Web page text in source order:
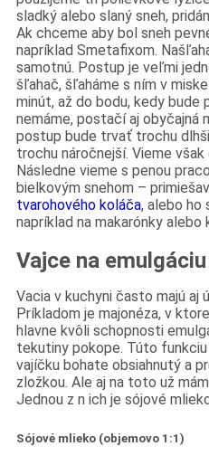
sladký alebo slaný sneh,
Ak chceme aby bol sneh
napríklad Smetafixom.
samotnú. Postup je veľmi
šľahač, šľaháme s ním v
minút, až do bodu, kedy bude
nemáme, postačí aj obyčajná
postup bude trvať trochu
trochu náročnejší. Vieme
Následne vieme s penou
bielkovým snehom –
tvarohového koláča, alebo ho
napríklad na makarónky alebo
Vajce na emulgáciu
Vacia v kuchyni často majú aj
Príkladom je majonéza, v
hlavne kvôli schopnosti
tekutiny pokope. Túto
vajíčku bohate obsiahnutý a
zložkou. Ale aj na toto už
Jednou z n ich je sójové
Sójové mlieko (objemovo 1:1)